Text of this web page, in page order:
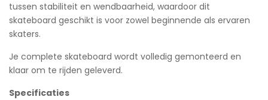
tussen stabiliteit en wendbaarheid, waardoor dit
skateboard geschikt is voor zowel beginnende als ervaren
skaters.
Je complete skateboard wordt volledig gemonteerd en
klaar om te rijden geleverd.
Specificaties